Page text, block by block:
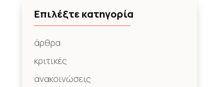
Επιλέξτε κατηγορία
άρθρα
κριτικές
ανακοινώσεις